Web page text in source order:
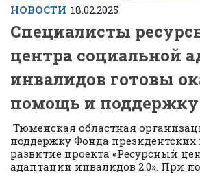
НОВОСТИ 18.02.2025
Специалисты
центра социальной
инвалидов готовы
помощь и поддержку
Тюменская областная
поддержку Фонда президентских
развитие проекта «Ресурсный
адаптации инвалидов 2.0». При